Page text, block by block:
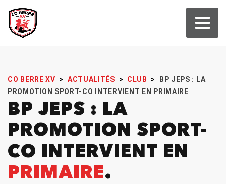
CO BERRE XV > ACTUALITÉS > CLUB >
BP JEPS : LA
PROMOTION SPORT-CO INTERVIENT EN PRIMAIRE
BP JEPS : LA
PROMOTION SPORT-
CO INTERVIENT EN
PRIMAIRE